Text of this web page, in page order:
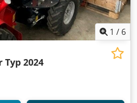
1 / 6
Typ 2024